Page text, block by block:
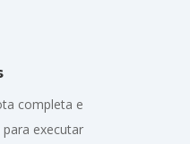
completa e
executar